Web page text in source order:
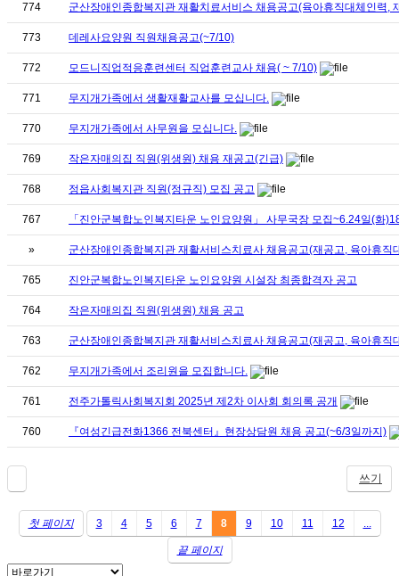
774 군산장애인종합복지관 재활치료서비스 채용공고(육아휴직대체인력,
773 데레사요양원 직원채용공고(~7/10)
772 모드니직업적응훈련센터 직업훈련교사 채용( ~ 7/10)
771 무지개가족에서 생활재활교사를 모십니다.
770 무지개가족에서 사무원을 모십니다.
769 작은자매의집 직원(위생원) 채용 재공고(긴급)
768 정읍사회복지관 직원(정규직) 모집 공고
767 「진안군복합노인복지타운 노인요양원」 사무국장 모집~6.24일(화
» 군산장애인종합복지관 재활서비스치료사 채용공고(재공고, 육아휴직
765 진안군복합노인복지타운 노인요양원 시설장 최종합격자 공고
764 작은자매의집 직원(위생원) 채용 공고
763 군산장애인종합복지관 재활서비스치료사 채용공고(재공고, 육아휴직
762 무지개가족에서 조리원을 모집합니다.
761 전주가톨릭사회복지회 2025년 제2차 이사회 회의록 공개
760 『여성긴급전화1366 전북센터』현장상담원 채용 공고(~6/3일까지)
쓰기
첫 페이지 3 4 5 6 7 8 9 10 11 12 ...
끝 페이지